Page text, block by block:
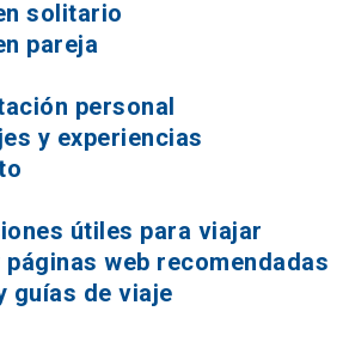
solitario
pareja
personal
y experiencias
útiles para viajar
páginas web recomendadas
guías de viaje